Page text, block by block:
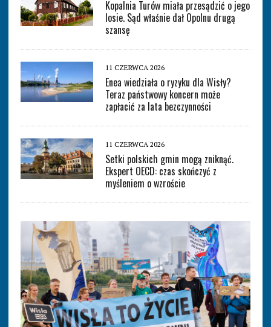
Kopalnia Turów miała przesądzić o jego
losie. Sąd właśnie dał Opolnu drugą
szansę
11 CZERWCA 2026
Enea wiedziała o ryzyku dla Wisły?
Teraz państwowy koncern może
zapłacić za lata bezczynności
11 CZERWCA 2026
Setki polskich gmin mogą zniknąć.
Ekspert OECD: czas skończyć z
myśleniem o wzroście